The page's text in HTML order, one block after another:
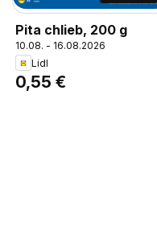
Pita chlieb, 200 g
10.08. - 16.08.2026
Lidl
0,55 €